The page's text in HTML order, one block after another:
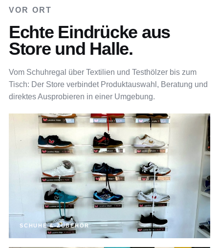
VOR ORT
Echte Eindrücke aus
Store und Halle.
Vom Schuhregal über Textilien und Testhölzer bis zum
Tisch: Der Store verbindet Produktauswahl, Beratung und
direktes Ausprobieren in einer Umgebung.
SCHUHE & ZUBEHÖR